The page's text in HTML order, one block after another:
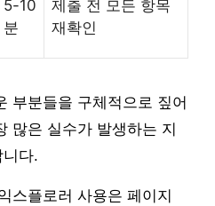
5-10
분
제출 전 모든 항목
재확인
부분들을 구체적으로 짚어
많은 실수가 발생하는 지
다.
스플로러 사용은 페이지